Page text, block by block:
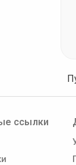
ссылки